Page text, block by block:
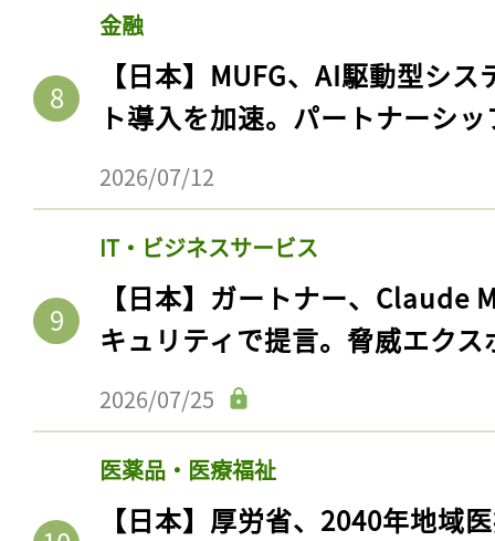
金融
【日本】MUFG、AI駆動型シ
ト導入を加速。パートナーシ
2026/07/12
IT・ビジネスサービス
【日本】ガートナー、Claude
キュリティで提言。脅威エク
2026/07/25
医薬品・医療福祉
【日本】厚労省、2040年地域